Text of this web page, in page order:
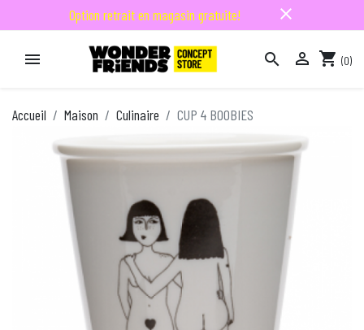
Option retrait en magasin gratuite! close
   shopping_cart (0)
Accueil Maison Culinaire CUP 4 BOOBIES